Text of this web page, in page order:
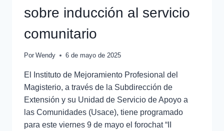
sobre inducción al servicio
comunitario
Por Wendy 6 de mayo de 2025
El Instituto de Mejoramiento Profesional del
Magisterio, a través de la Subdirección de
Extensión y su Unidad de Servicio de Apoyo a
las Comunidades (Usace), tiene programado
para este viernes 9 de mayo el forochat “II